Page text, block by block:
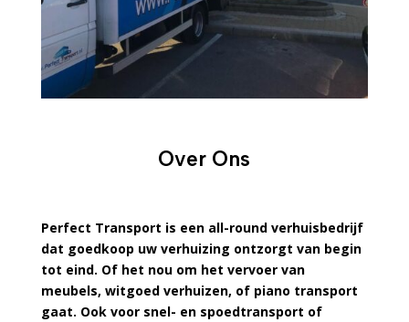
Over Ons
Perfect Transport is een all-round verhuisbedrijf
dat goedkoop uw verhuizing ontzorgt van begin
tot eind. Of het nou om het vervoer van
meubels, witgoed verhuizen, of piano transport
gaat. Ook voor snel- en spoedtransport of